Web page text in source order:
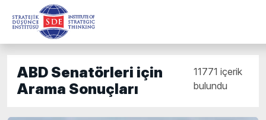
ABD Senatörleri için
Arama Sonuçları
11771 içerik
bulundu